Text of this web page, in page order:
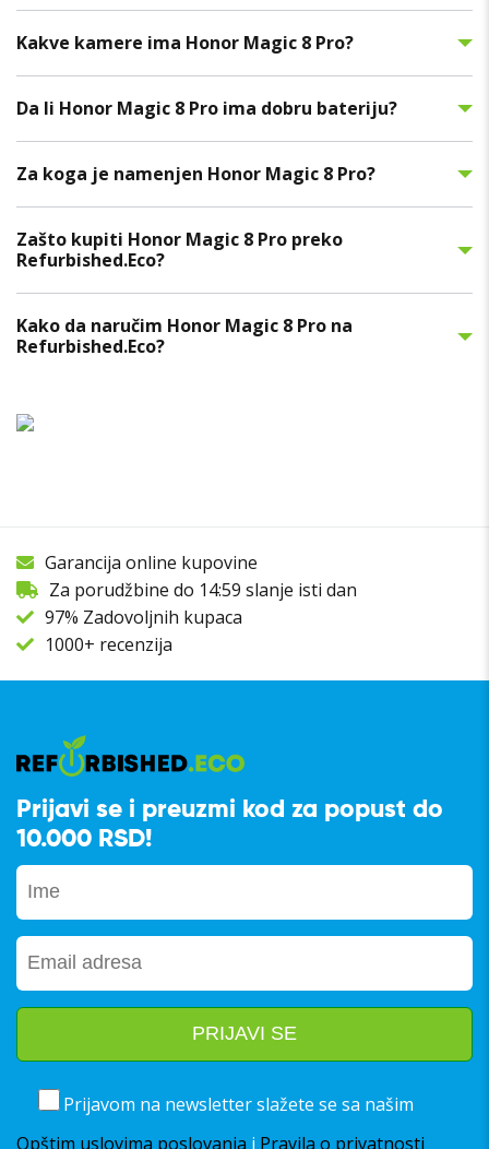
Kakve kamere ima Honor Magic 8 Pro?
Da li Honor Magic 8 Pro ima dobru bateriju?
Za koga je namenjen Honor Magic 8 Pro?
Zašto kupiti Honor Magic 8 Pro preko
Refurbished.Eco?
Kako da naručim Honor Magic 8 Pro na
Refurbished.Eco?
Garancija online kupovine
Za porudžbine do 14:59 slanje isti dan
97% Zadovoljnih kupaca
1000+ recenzija
Prijavi se i preuzmi kod za popust do
10.000 RSD!
Prijavom na newsletter slažete se sa našim
Opštim uslovima poslovanja i Pravila o privatnosti